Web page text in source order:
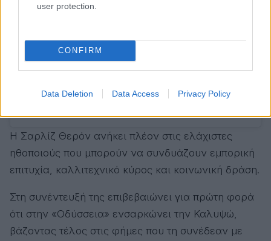
user protection.
CONFIRM
Data Deletion Data Access Privacy Policy
Η Σαρλίζ Θερόν ανήκει πλέον στις ελάχιστες
ηθοποιούς που μπορούν να συνδυάζουν εμπορική
επιτυχία, καλλιτεχνικό κύρος και κοινωνική δράση.
Στη συνέντευξή της επιβεβαιώνει για πρώτη φορά
ότι στην «Οδύσσεια» ενσαρκώνει την Καλυψώ,
βάζοντας τέλος στις φήμες που τη συνέδεαν με